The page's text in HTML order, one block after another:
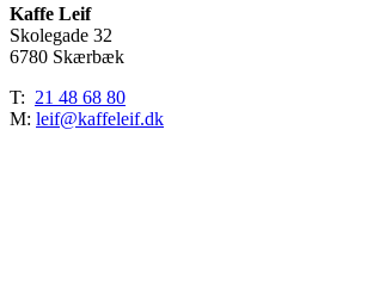
Kaffe Leif
Skolegade 32
6780 Skærbæk
T: 21 48 68 80
M: leif@kaffeleif.dk